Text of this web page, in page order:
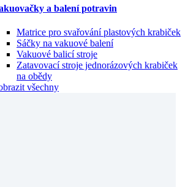
a balení potravin
Matrice pro svařování plastových krabiček
Sáčky na vakuové balení
Vakuové balicí stroje
Zatavovací stroje jednorázových krabiček
na obědy
všechny